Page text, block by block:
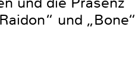
und „Bone“